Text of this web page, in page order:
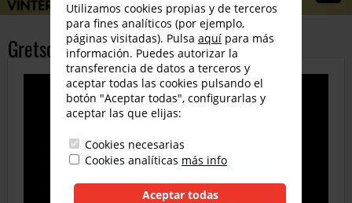
Gretsch Nigel Hendroff Signature
Utilizamos cookies propias y de terceros
para fines analíticos (por ejemplo,
páginas visitadas). Pulsa aquí para más
información. Puedes autorizar la
transferencia de datos a terceros y
aceptar todas las cookies pulsando el
botón "Aceptar todas", configurarlas y
aceptar las que elijas:
Cookies necesarias
Cookies analíticas más info
Aceptar todas